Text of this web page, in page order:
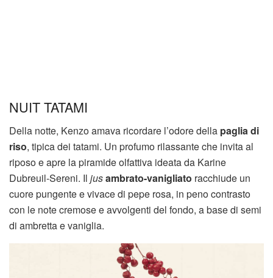
NUIT TATAMI
Della notte, Kenzo amava ricordare l’odore della paglia di
riso, tipica dei tatami. Un profumo rilassante che invita al
riposo e apre la piramide olfattiva ideata da Karine
Dubreuil-Sereni. Il jusambrato-vanigliato racchiude un
cuore pungente e vivace di pepe rosa, in peno contrasto
con le note cremose e avvolgenti del fondo, a base di semi
di ambretta e vaniglia.